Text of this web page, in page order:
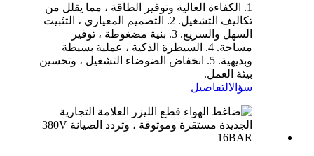
1. الكفاءة العالية وتوفير الطاقة ، مما يقلل من
تكاليف التشغيل. 2. التصميم المعياري ، التثبيت
السهل والسريع. 3. بنية مضغوطة ، توفير
مساحة. 4. السيطرة الذكية ، عملية بسيطة
وبديهية. 5. انخفاض الضوضاء التشغيل ، وتحسين
بيئة العمل.
سؤالالتفاصيل